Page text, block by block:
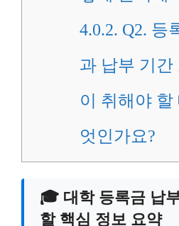
4.0.2. Q2. 등
과 납부 기간
이 취해야 할
엇인가요?
🎓 대학 등록금 납
할 핵심 정보 요약